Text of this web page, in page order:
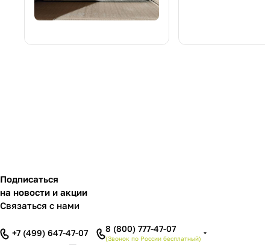
Подписаться
на новости и акции
Связаться с нами
+7 (499) 647-47-07 8 (800) 777-47-07
(Звонок по России бесплатный)